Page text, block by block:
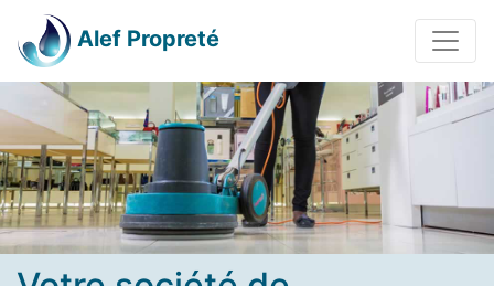
Alef Propreté